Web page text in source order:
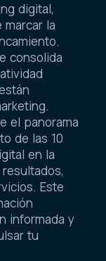
digital,
la
consolida
el panorama
de las 10
en la
Este
informada y
tu